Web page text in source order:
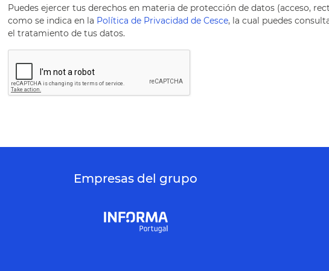
Puedes ejercer tus derechos en materia de protección de datos (acceso,
como se indica en la Política de Privacidad de Cesce, la cual puedes
el tratamiento de tus datos.
Empresas del grupo